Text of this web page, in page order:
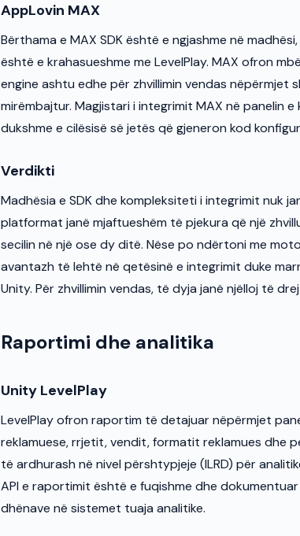
AppLovin MAX
Bërthama e MAX SDK është e ngjashme në
është e krahasueshme me LevelPlay. MAX ofron
engine ashtu edhe për zhvillimin vendas
mirëmbajtur. Magjistari i integrimit MAX në panelin
dukshme e cilësisë së jetës që gjeneron kod
Verdikti
Madhësia e SDK dhe kompleksiteti i integrimit nuk
platformat janë mjaftueshëm të pjekura që një
secilin në një ose dy ditë. Nëse po ndërtoni me
avantazh të lehtë në qetësinë e integrimit duke
Unity. Për zhvillimin vendas, të dyja janë njëlloj të
Raportimi dhe analitika
Unity LevelPlay
LevelPlay ofron raportim të detajuar nëpërmjet
reklamuese, rrjetit, vendit, formatit reklamues dhe
të ardhurash në nivel përshtypjeje (ILRD) për
API e raportimit është e fuqishme dhe
dhënave në sistemet tuaja analitike.